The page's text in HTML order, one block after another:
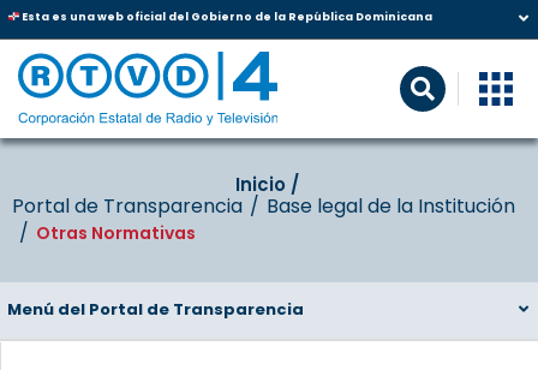
Esta es una web oficial del Gobierno de la República Dominicana
Inicio‎‎ /‎ ‎
Portal de Transparencia Base legal de la Institución
Otras Normativas
Menú del Portal de Transparencia